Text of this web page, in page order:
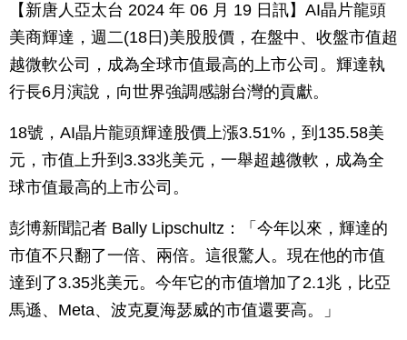
【新唐人亞太台 2024 年 06 月 19 日訊】AI晶片龍頭
美商輝達，週二(18日)美股股價，在盤中、收盤市值超
越微軟公司，成為全球市值最高的上市公司。輝達執
行長6月演說，向世界強調感謝台灣的貢獻。
18號，AI晶片龍頭輝達股價上漲3.51%，到135.58美
元，市值上升到3.33兆美元，一舉超越微軟，成為全
球市值最高的上市公司。
彭博新聞記者 Bally Lipschultz：「今年以來，輝達的
市值不只翻了一倍、兩倍。這很驚人。現在他的市值
達到了3.35兆美元。今年它的市值增加了2.1兆，比亞
馬遜、Meta、波克夏海瑟威的市值還要高。」